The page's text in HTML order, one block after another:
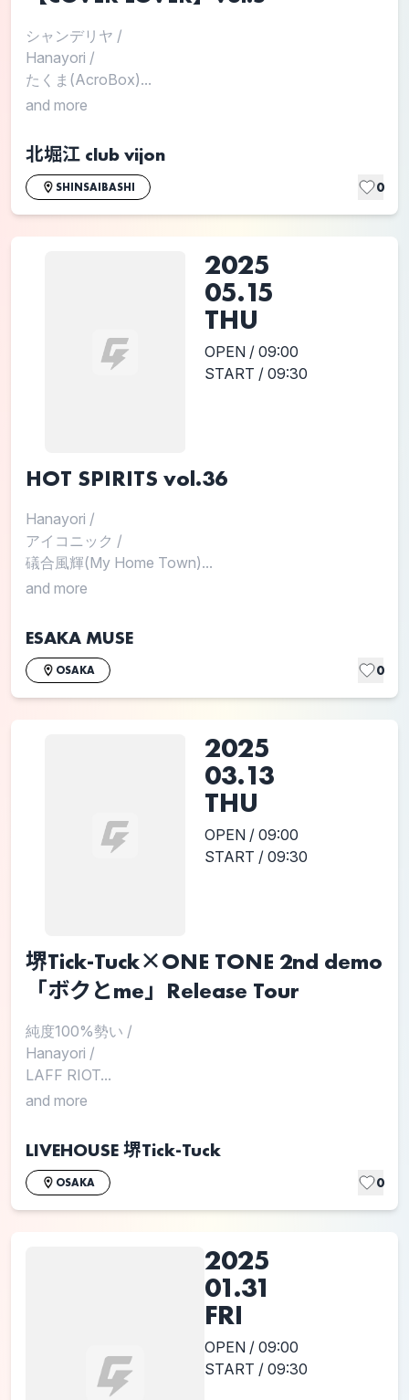
シャンデリヤ /
Hanayori /
たくま(AcroBox)...
and more
北堀江 club vijon
SHINSAIBASHI 0
2025
05.15
THU
OPEN / 09:00
START / 09:30
HOT SPIRITS vol.36
Hanayori /
アイコニック /
礒合風輝(My Home Town)...
and more
ESAKA MUSE
OSAKA 0
2025
03.13
THU
OPEN / 09:00
START / 09:30
堺Tick-Tuck×ONE TONE 2nd demo
「ボクとme」Release Tour
純度100%勢い /
Hanayori /
LAFF RIOT...
and more
LIVEHOUSE 堺Tick-Tuck
OSAKA 0
2025
01.31
FRI
OPEN / 09:00
START / 09:30